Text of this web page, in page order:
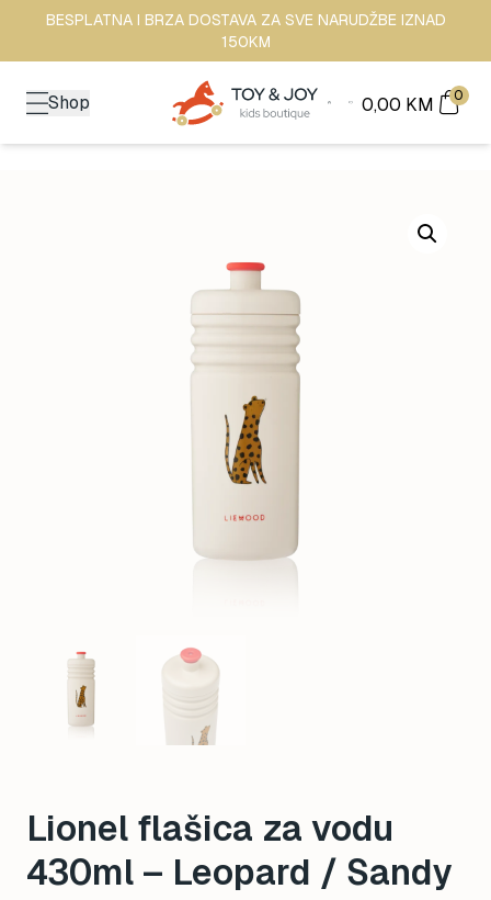
BESPLATNA I BRZA DOSTAVA ZA SVE NARUDŽBE IZNAD
150KM
Shop 0,00 KM 0
Lionel flašica za vodu
430ml – Leopard / Sandy